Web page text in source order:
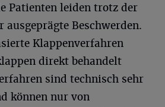
Patienten leiden trotz der
ausgeprägte Beschwerden.
Klappenverfahren
direkt behandelt
sind technisch sehr
können nur von